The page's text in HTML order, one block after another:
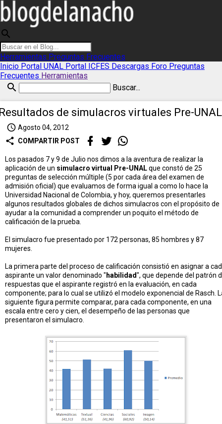
search
Herramientas Preguntas Frecuentes
Inicio Portal UNAL Portal ICFES Descargas Foro Preguntas
Frecuentes Herramientas
search Buscar...
de simulacros virtuales Pre-UNAL
access_time Agosto 04, 2012
share COMPARTIR POST
Los pasados 7 y 9 de Julio nos dimos a la aventura de realizar la
aplicación de un simulacro virtual Pre-UNALque constó de 25
preguntas de selección múltiple (5 por cada área del examen de
admisión oficial) que evaluamos de forma igual a como lo hace la
Universidad Nacional de Colombia, y hoy, queremos presentarles
algunos resultados globales de dichos simulacros con el propósito de
ayudar a la comunidad a comprender un poquito el método de
calificación de la prueba.
El simulacro fue presentado por 172 personas, 85 hombres y 87
mujeres.
La primera parte del proceso de calificación consistió en asignar a
aspirante un valor denominado " habilidad", que depende del patrón
respuestas que el aspirante registró en la evaluación, en cada
componente; para lo cual se utilizó el modelo exponencial de Rasch.
siguiente figura permite comparar, para cada componente, en una
escala entre cero y cien, el desempeño de las personas que
presentaron el simulacro.